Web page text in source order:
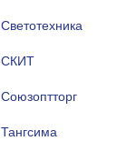
Светотехника
СКИТ
Союзоптторг
Тангсима